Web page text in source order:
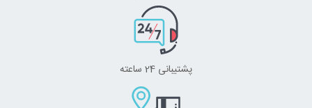
پشتیبانی 24 ساعته